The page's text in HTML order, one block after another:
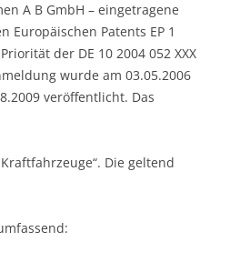
A B GmbH – eingetragene
Patents EP 1
der DE 10 2004 052 XXX
wurde am 03.05.2006
veröffentlicht. Das
Die geltend